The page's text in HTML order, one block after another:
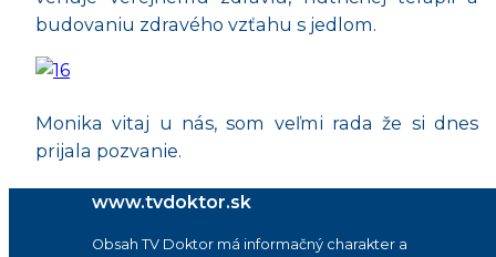
budovaniu zdravého vzťahu s jedlom.
Monika vitaj u nás, som veľmi rada že si dnes
prijala pozvanie.
www.tvdoktor.sk
Obsah TV Doktor má informačný charakter a